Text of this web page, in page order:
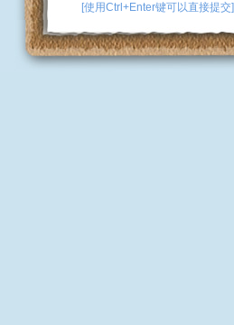
[使用Ctrl+Enter键可以直接提交]